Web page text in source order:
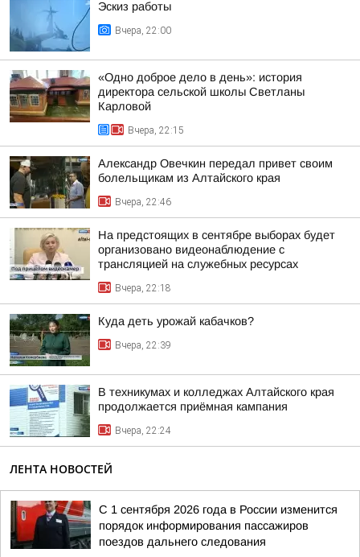
Эскиз работы
Вчера, 22:00
«Одно доброе дело в день»: история
директора сельской школы Светланы
Карловой
Вчера, 22:15
Александр Овечкин передал привет своим
болельщикам из Алтайского края
Вчера, 22:46
На предстоящих в сентябре выборах будет
организовано видеонаблюдение с
трансляцией на служебных ресурсах
Вчера, 22:18
Куда деть урожай кабачков?
Вчера, 22:39
В техникумах и колледжах Алтайского края
продолжается приёмная кампания
Вчера, 22:24
ЛЕНТА НОВОСТЕЙ
С 1 сентября 2026 года в России изменится
порядок информирования пассажиров
поездов дальнего следования